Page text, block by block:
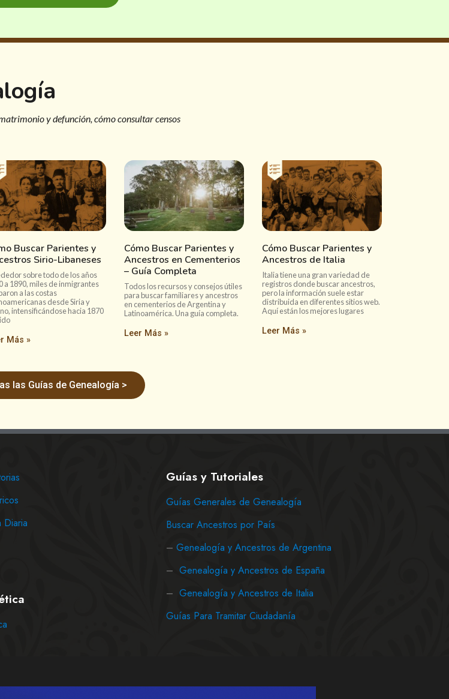
y defunción, cómo consultar censos
Buscar Parientes y
Sirio-Libaneses
sobre todo de los años
a 1890, miles de inmigrantes
a las costas
desde Siria y
intensificándose hacia 1870
Más »
Cómo Buscar Parientes y
Ancestros en Cementerios
– Guía Completa
Todos los recursos y consejos útiles
para buscar familiares y ancestros
en cementerios de Argentina y
Latinoamérica. Una guía completa.
Leer Más »
Cómo Buscar Parientes y
Ancestros de Italia
Italia tiene una gran variedad de
registros donde buscar ancestros,
pero la información suele estar
distribuida en diferentes sitios web.
Aquí están los mejores lugares
Leer Más »
las Guías de Genealogía >
Diaria
Guías y Tutoriales
Guías Generales de Genealogía
Buscar Ancestros por País
– Genealogía y Ancestros de Argentina
– Genealogía y Ancestros de España
– Genealogía y Ancestros de Italia
Guías Para Tramitar Ciudadanía